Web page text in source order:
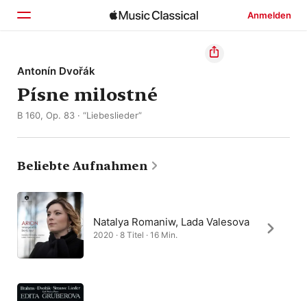
Anmelden
Startseite
Entdecken
Antonín Dvořák
Písne milostné
B 160, Op. 83 · “Liebeslieder”
Beliebte Aufnahmen
Natalya Romaniw, Lada Valesova
2020 · 8 Titel · 16 Min.